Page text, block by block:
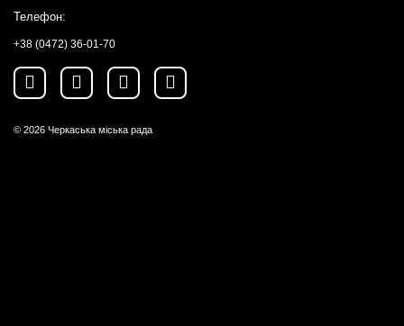
Телефон:
+38 (0472) 36-01-70
© 2026 Черкаська міська рада